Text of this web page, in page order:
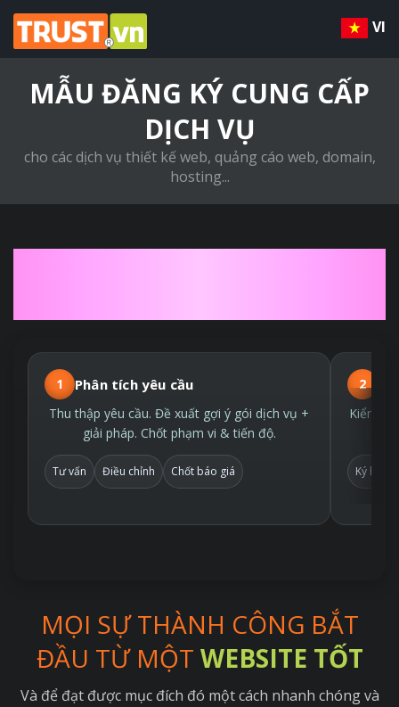
VI
MẪU ĐĂNG KÝ CUNG CẤP
DỊCH VỤ
cho các dịch vụ thiết kế web, quảng cáo web, domain,
hosting...
1 Phân tích yêu cầu
Thu thập yêu cầu. Đề xuất gợi ý gói dịch vụ +
giải pháp. Chốt phạm vi & tiến độ.
Tư vấn Điều chỉnh Chốt báo giá
2
Kiểm
Ký hợp
MỌI SỰ THÀNH CÔNG BẮT
ĐẦU TỪ MỘT WEBSITE TỐT
Và để đạt được mục đích đó một cách nhanh chóng và